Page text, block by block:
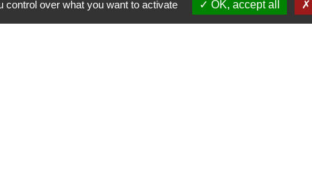
over what you want to activate OK, accept all